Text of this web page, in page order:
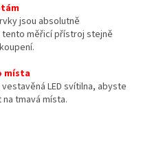
jsou absolutně
měřicí přístroj stejně
místa
LED svítilna, abyste
tmavá místa.